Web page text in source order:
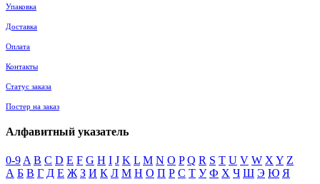
Упаковка
Доставка
Оплата
Контакты
Статус заказа
Постер на заказ
Алфавитный указатель
0-9 A B C D E F G H I J K L M N O P Q R S T U V W X Y Z
А Б В Г Д Е Ж З И К Л М Н О П Р С Т У Ф Х Ч Ш Э Ю Я